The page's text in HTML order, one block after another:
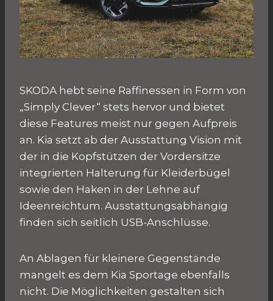
SKODA hebt seine Raffinessen in Form von
„Simply Clever“ stets hervor und bietet
diese Features meist nur gegen Aufpreis
an. Kia setzt ab der Ausstattung Vision mit
der in die Kopfstützen der Vordersitze
integrierten Halterung für Kleiderbügel
sowie den Haken in der Lehne auf
Ideenreichtum. Ausstattungsabhängig
finden sich seitlich USB-Anschlüsse.
An Ablagen für kleinere Gegenstände
mangelt es dem Kia Sportage ebenfalls
nicht. Die Möglichkeiten gestalten sich